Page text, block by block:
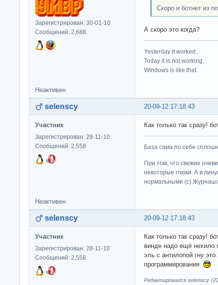
Зарегистрирован: 30-01-10
Сообщений: 2,688
Скоро и ботнет из
А скоро это когда?
Yesterday it worked.
Today it is not working.
Windows is like that.
Неактивен
20-09-12 17:18:43
selenscy
Участник
Зарегистрирован: 28-11-10
Сообщений: 2,558
Как только так сразу!
База сама по себе
При том, что свежие
некоторые глюки. А в
нормальными (c)
Неактивен
20-09-12 17:18:43
selenscy
Участник
Зарегистрирован: 28-11-10
Сообщений: 2,558
Как только так сразу!
винде надо ещё нехило
эль с антилопой гну
программирования
Редактировался selenscy